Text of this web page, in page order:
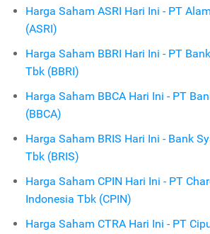
Harga Saham ASRI Hari Ini - PT
(ASRI)
Harga Saham BBRI Hari Ini - PT
Tbk (BBRI)
Harga Saham BBCA Hari Ini - PT
(BBCA)
Harga Saham BRIS Hari Ini - Bank
Tbk (BRIS)
Harga Saham CPIN Hari Ini - PT
Indonesia Tbk (CPIN)
Harga Saham CTRA Hari Ini - PT